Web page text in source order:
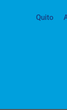
Quito